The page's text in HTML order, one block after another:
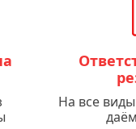
На все